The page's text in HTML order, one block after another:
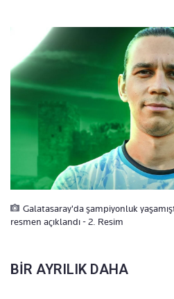
Galatasaray'da şampiyonluk
resmen açıklandı - 2. Resim
BİR AYRILIK DAHA